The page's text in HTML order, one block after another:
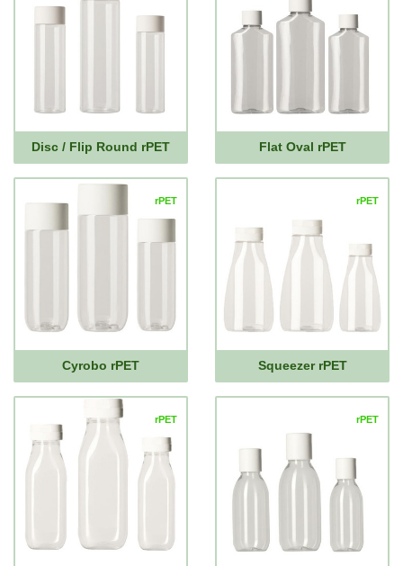
Disc / Flip Round rPET Flat Oval rPET
rPET
Cyrobo rPET
rPET
Squeezer rPET
rPET rPET